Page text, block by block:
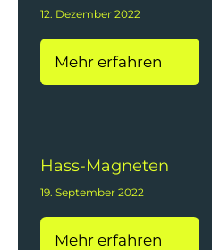
12. Dezember 2022
Mehr erfahren
Hass-Magneten
19. September 2022
Mehr erfahren